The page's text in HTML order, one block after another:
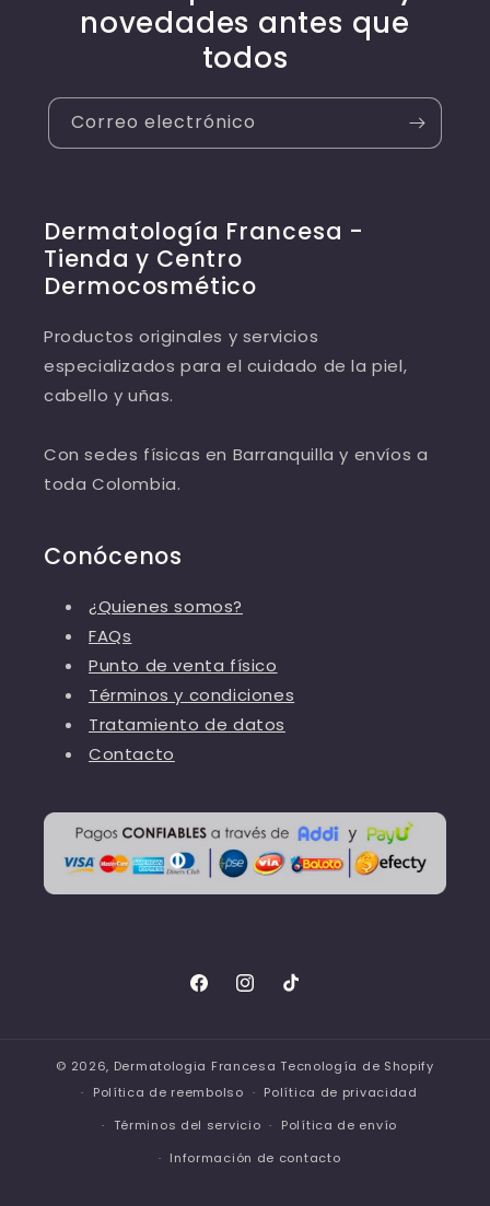
novedades antes que
todos
Correo electrónico
Dermatología Francesa -
Tienda y Centro
Dermocosmético
Productos originales y servicios
especializados para el cuidado de la piel,
cabello y uñas.
Con sedes físicas en Barranquilla y envíos a
toda Colombia.
Conócenos
¿Quienes somos?
FAQs
Punto de venta físico
Términos y condiciones
Tratamiento de datos
Contacto
FacebookInstagram
TikTok
© 2026, Dermatologia Francesa Tecnología de Shopify
Política de reembolso
Política de privacidad
Términos del servicio
Política de envío
Información de contacto